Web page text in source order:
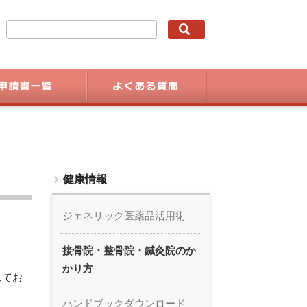
お
健康情報
ジェネリック医薬品活用術
接骨院・整骨院・鍼灸院のか
かり方
ハンドブックダウンロード